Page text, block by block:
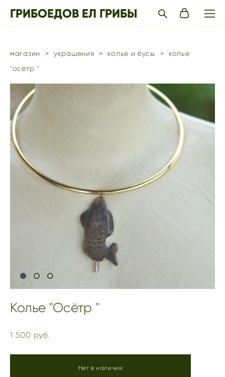
ГРИБОЕДОВ ЕЛ ГРИБЫ
магазин > украшения > колье и бусы >
колье
"осётр "
Колье "Осётр "
1 500 pуб.
Нет в наличии